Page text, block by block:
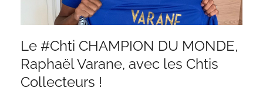
Le #Chti CHAMPION DU MONDE,
Raphaël Varane, avec les Chtis
Collecteurs !